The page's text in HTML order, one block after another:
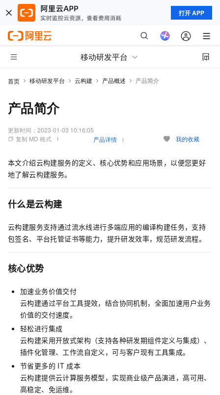
打开 APP
移动研发平台
首页 移动研发平台 云构建 产品概述 产品简介
产品简介
更新时间： 2023-01-03 10:16:05
复制 MD 格式
产品详情 我的收藏
本文介绍云构建服务的定义、核心优势和应用场景，以便您更好
地了解云构建服务。
什么是云构建
云构建服务支持通过流水线进行多端应用的编译构建任务，支持
包签名、平台托管证书等能力，提升研发效率，规范研发流程。
核心优势
加速业务价值交付
云构建通过平台工具提效，结合协同机制，全面加速用户业务
价值的交付速度。
轻松进行集成
云构建采用开放式架构（支持各种研发期组件定义与集成）、
插件化管理、工作流自定义，可与客户现有工具集成。
节省更多的 IT 成本
云构建提供云计算服务模型，实现商业级产品演进，高可用、
高稳定、免运维。